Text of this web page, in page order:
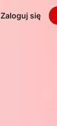
Zaloguj się